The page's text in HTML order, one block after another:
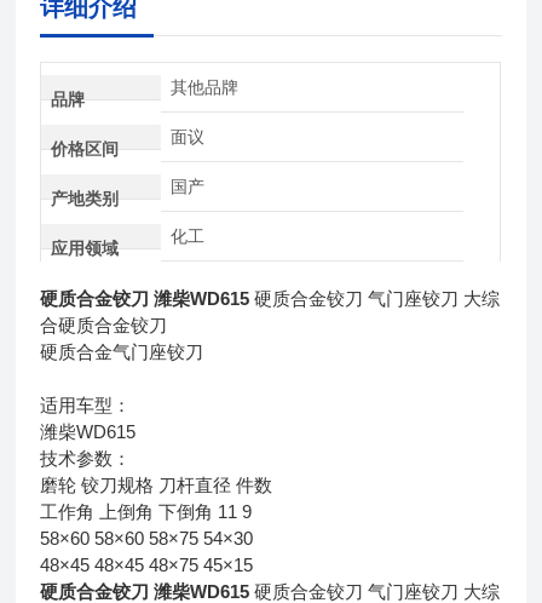
详细介绍
品牌
其他品牌
价格区间
面议
产地类别
国产
应用领域
化工
硬质合金铰刀 潍柴WD615 硬质合金铰刀 气门座铰刀 大综
合硬质合金铰刀
硬质合金气门座铰刀
适用车型：
潍柴WD615
技术参数：
磨轮 铰刀规格 刀杆直径 件数
工作角 上倒角 下倒角 11 9
58×60 58×60 58×75 54×30
48×45 48×45 48×75 45×15
硬质合金铰刀 潍柴WD615 硬质合金铰刀 气门座铰刀 大综